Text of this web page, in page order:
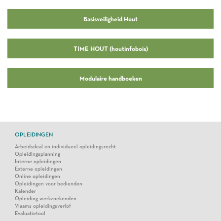
Basisveiligheid Hout
TIME HOUT (houtinfobois)
Modulaire handboeken
OPLEIDINGEN
Arbeidsdeal en individueel opleidingsrecht
Opleidingsplanning
Interne opleidingen
Externe opleidingen
Online opleidingen
Opleidingen voor bedienden
Kalender
Opleiding werkzoekenden
Vlaams opleidingsverlof
Evaluatietool